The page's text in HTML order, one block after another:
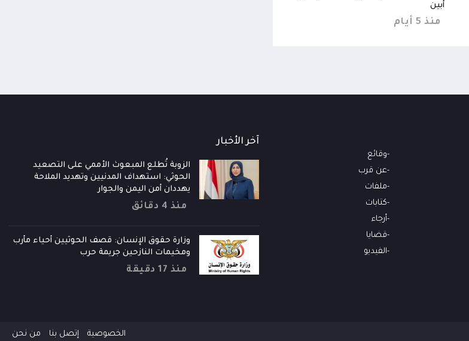
أبين
منذ 5 أيام
وقائع
عن قرب
ملفات
كتابات
أرجاء
قضايا
الفيديو
آخر الأخبار
الزوبة تُطلع المبعوث الأممي على التصعيد
الحوثي: استهداف المدنيين وتهديد الملاحة
يهددان أمن اليمن والجوار
منذ 4 دقائق
وزارة حقوق الإنسان: قصف الحوثيين أحياء مأرب
ومخيمات النازحين جريمة حرب
منذ 17 دقيقة
الخصوصية إتصل بنا من نحن